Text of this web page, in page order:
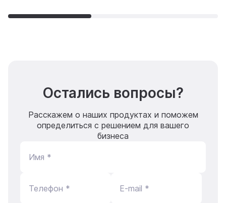
Остались вопросы?
Расскажем о наших продуктах и поможем
определиться с решением для вашего
бизнеса
Имя *
Телефон * E-mail *